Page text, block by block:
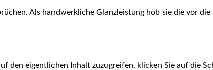
Als handwerkliche Glanzleistung hob sie die vor
den eigentlichen Inhalt zuzugreifen, klicken Sie auf die